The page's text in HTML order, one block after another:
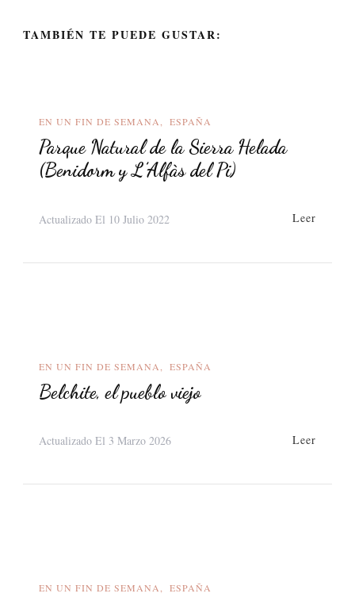
TAMBIÉN TE PUEDE GUSTAR:
EN UN FIN DE SEMANA ESPAÑA
Parque Natural de la Sierra Helada
(Benidorm y L’Alfàs del Pi)
Actualizado El 10 Julio 2022 Leer
EN UN FIN DE SEMANA ESPAÑA
Belchite, el pueblo viejo
Actualizado El 3 Marzo 2026 Leer
EN UN FIN DE SEMANA ESPAÑA